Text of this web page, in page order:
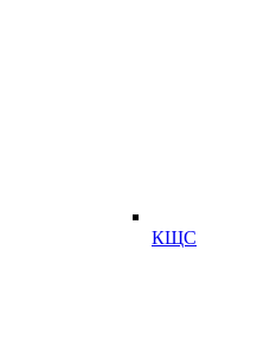
КЩС